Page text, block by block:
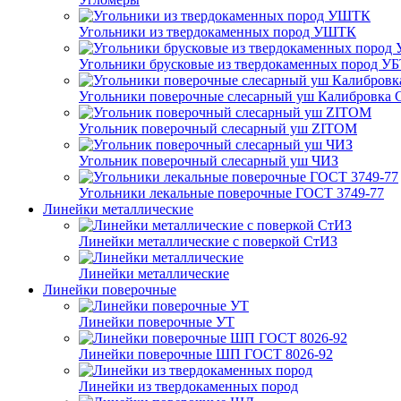
Угольники из твердокаменных пород УШТК
Угольники брусковые из твердокаменных пород
Угольники поверочные слесарный уш Калибровка
Угольник поверочный слесарный уш ZITOM
Угольник поверочный слесарный уш ЧИЗ
Угольники лекальные поверочные ГОСТ 3749-77
Линейки металлические
Линейки металлические с поверкой СтИЗ
Линейки металлические
Линейки поверочные
Линейки поверочные УТ
Линейки поверочные ШП ГОСТ 8026-92
Линейки из твердокаменных пород